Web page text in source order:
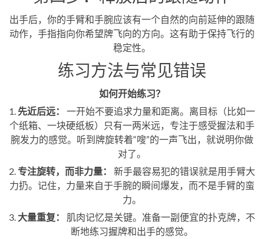
出手后，你的手臂和手腕应该有一个自然的向前延伸的跟随
动作，手指指向你希望牌飞向的方向。这有助于保持飞行的
稳定性。
练习方法与常见错误
如何开始练习？
1. 先近后远：
一开始不要追求力量和距离。离目标（比如一
个纸箱、一块硬纸板）只有一两米远，专注于感受握法和手
腕发力的感觉。听到牌旋转着“嗖”的一声飞出，就说明你做
对了。
2. 专注旋转，而非力量：
新手最容易犯的错误就是用手臂大
力扔。记住，力量来自于手腕的瞬间爆发，而不是手臂的蛮
力。
3. 大量重复：
肌肉记忆是关键。准备一副便宜的扑克牌，不
断地练习握牌和出手的感觉。